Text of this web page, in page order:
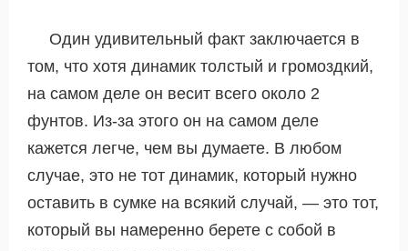
Один удивительный факт заключается в
том, что хотя динамик толстый и громоздкий,
на самом деле он весит всего около 2
фунтов. Из-за этого он на самом деле
кажется легче, чем вы думаете. В любом
случае, это не тот динамик, который нужно
оставить в сумке на всякий случай, — это тот,
который вы намеренно берете с собой в